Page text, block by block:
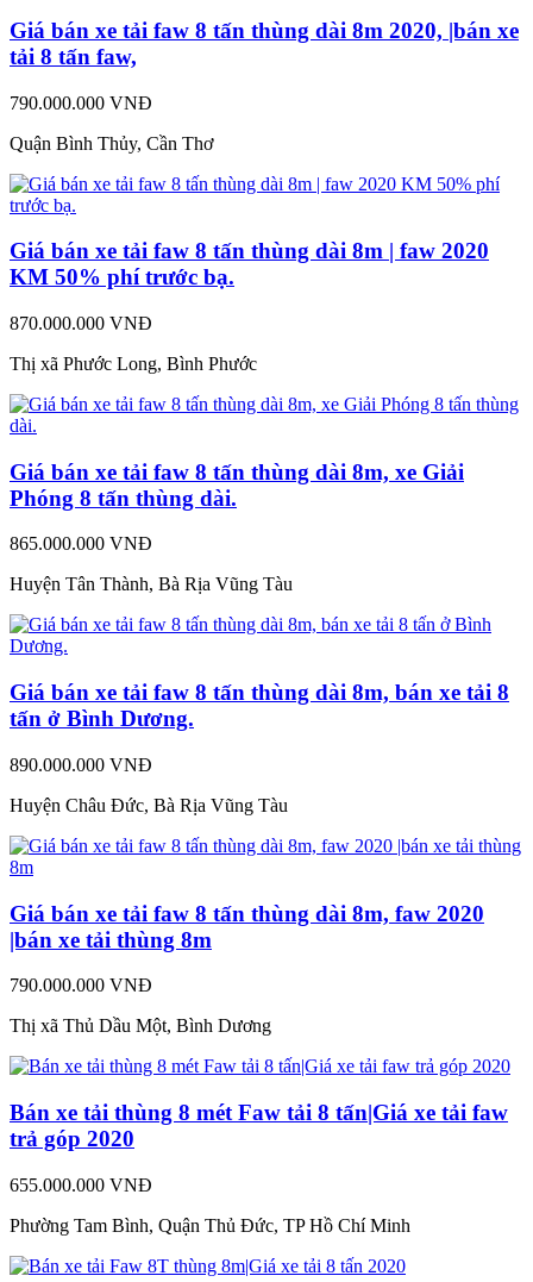
Giá bán xe tải faw 8 tấn thùng dài 8m 2020, |bán xe
tải 8 tấn faw,
790.000.000 VNĐ
Quận Bình Thủy, Cần Thơ
Giá bán xe tải faw 8 tấn thùng dài 8m | faw 2020
KM 50% phí trước bạ.
870.000.000 VNĐ
Thị xã Phước Long, Bình Phước
Giá bán xe tải faw 8 tấn thùng dài 8m, xe Giải
Phóng 8 tấn thùng dài.
865.000.000 VNĐ
Huyện Tân Thành, Bà Rịa Vũng Tàu
Giá bán xe tải faw 8 tấn thùng dài 8m, bán xe tải 8
tấn ở Bình Dương.
890.000.000 VNĐ
Huyện Châu Đức, Bà Rịa Vũng Tàu
Giá bán xe tải faw 8 tấn thùng dài 8m, faw 2020
|bán xe tải thùng 8m
790.000.000 VNĐ
Thị xã Thủ Dầu Một, Bình Dương
Bán xe tải thùng 8 mét Faw tải 8 tấn|Giá xe tải faw
trả góp 2020
655.000.000 VNĐ
Phường Tam Bình, Quận Thủ Đức, TP Hồ Chí Minh